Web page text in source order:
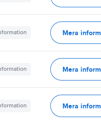
Mera
Mera
Mera